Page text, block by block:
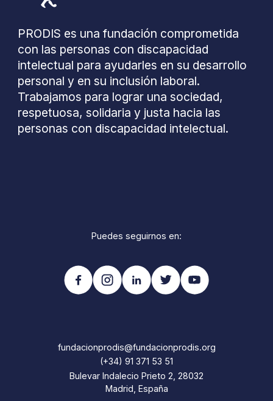
PRODIS es una fundación comprometida
con las personas con discapacidad
intelectual para ayudarles en su desarrollo
personal y en su inclusión laboral.
Trabajamos para lograr una sociedad,
respetuosa, solidaria y justa hacia las
personas con discapacidad intelectual.
Puedes seguirnos en:
fundacionprodis@fundacionprodis.org
(+34) 91 371 53 51
Bulevar Indalecio Prieto 2, 28032
Madrid, España